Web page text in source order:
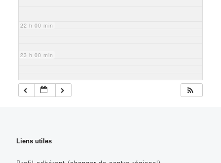
22 h 00 min
23 h 00 min
Liens utiles